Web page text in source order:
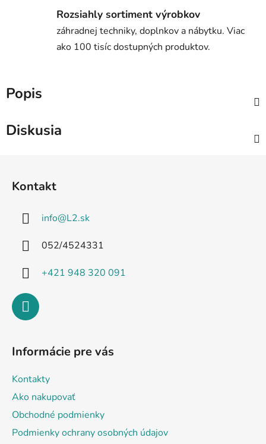
Rozsiahly sortiment výrobkov
záhradnej techniky, doplnkov a nábytku. Viac
ako 100 tisíc dostupných produktov.
Popis
Diskusia
Kontakt
info@L2.sk
052/4524331
+421 948 320 091
Informácie pre vás
Kontakty
Ako nakupovať
Obchodné podmienky
Podmienky ochrany osobných údajov